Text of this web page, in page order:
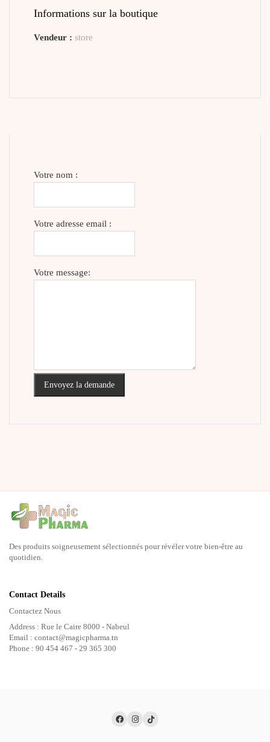
Informations sur la boutique
Vendeur : store
Votre nom :
Votre adresse email :
Votre message:
Envoyez la demande
Des produits soigneusement sélectionnés pour révéler votre bien-être au
quotidien.
Contact Details
Contactez Nous
Address : Rue le Caire 8000 - Nabeul
Email : contact@magicpharma.tn
Phone : 90 454 467 - 29 365 300